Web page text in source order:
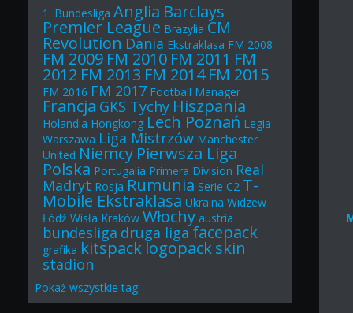
1. Bundesliga Anglia Barclays
Premier League Brazylia CM
Revolution Dania Ekstraklasa FM 2008
FM 2009 FM 2010 FM 2011 FM
2012 FM 2013 FM 2014 FM 2015
FM 2016 FM 2017 Football Manager
Francja GKS Tychy Hiszpania
Holandia Hongkong Lech Poznań Legia
Warszawa Liga Mistrzów Manchester
United Niemcy Pierwsza Liga
Polska Portugalia Primera Division Real
Madryt Rosja Rumunia Serie C2 T-
Mobile Ekstraklasa Ukraina Widzew
Łódź Wisła Kraków Włochy austria
bundesliga druga ligafacepack
grafika kitspacklogopackskin
stadion
Pokażwszystkie tagi